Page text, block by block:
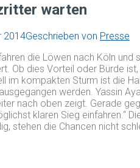
warten
2014Geschrieben von Presse
die Löwen nach Köln und
Ob dies Vorteil oder Bürde
im kompakten Sturm ist die
werden. Yassin
nach oben zeigt. Gerade
klaren Sieg einfahren.“
stehen die Chancen nicht